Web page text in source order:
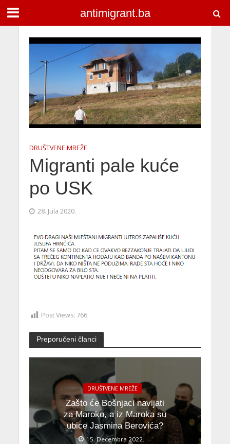
antimigrant.ba
DRUŠTVENE MREŽE
Migranti pale kuće
po USK
28. Jula 2020.
Post Views: 766
Preporučeni članci
DRUŠTVENE MREŽE
Zašto će Bošnjaci navijati
za Maroko, a iz Maroka su
ubice Jasmina Berovića?
15. Decembra 2022.